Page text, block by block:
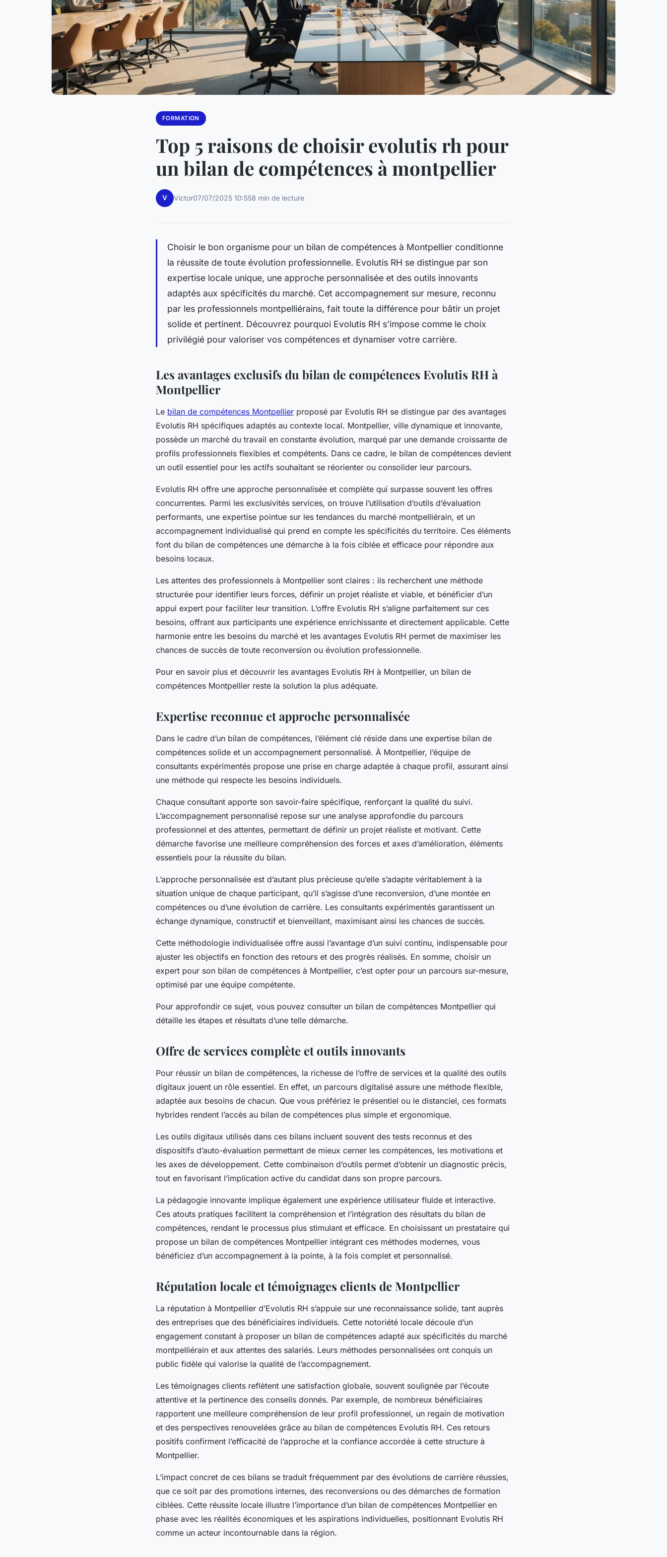
FORMATION
Top 5 raisons de choisir evolutis rh pour
un bilan de compétences à montpellier
V Victor07/07/2025 10:558 min de lecture
Choisir le bon organisme pour un bilan de compétences à Montpellier conditionne
la réussite de toute évolution professionnelle. Evolutis RH se distingue par son
expertise locale unique, une approche personnalisée et des outils innovants
adaptés aux spécificités du marché. Cet accompagnement sur mesure, reconnu
par les professionnels montpelliérains, fait toute la différence pour bâtir un projet
solide et pertinent. Découvrez pourquoi Evolutis RH s’impose comme le choix
privilégié pour valoriser vos compétences et dynamiser votre carrière.
Les avantages exclusifs du bilan de compétences Evolutis RH à
Montpellier
Le bilan de compétences Montpellier proposé par Evolutis RH se distingue par des avantages
Evolutis RH spécifiques adaptés au contexte local. Montpellier, ville dynamique et innovante,
possède un marché du travail en constante évolution, marqué par une demande croissante de
profils professionnels flexibles et compétents. Dans ce cadre, le bilan de compétences devient
un outil essentiel pour les actifs souhaitant se réorienter ou consolider leur parcours.
Evolutis RH offre une approche personnalisée et complète qui surpasse souvent les offres
concurrentes. Parmi les exclusivités services, on trouve l’utilisation d’outils d’évaluation
performants, une expertise pointue sur les tendances du marché montpelliérain, et un
accompagnement individualisé qui prend en compte les spécificités du territoire. Ces éléments
font du bilan de compétences une démarche à la fois ciblée et efficace pour répondre aux
besoins locaux.
Les attentes des professionnels à Montpellier sont claires : ils recherchent une méthode
structurée pour identifier leurs forces, définir un projet réaliste et viable, et bénéficier d’un
appui expert pour faciliter leur transition. L’offre Evolutis RH s’aligne parfaitement sur ces
besoins, offrant aux participants une expérience enrichissante et directement applicable. Cette
harmonie entre les besoins du marché et les avantages Evolutis RH permet de maximiser les
chances de succès de toute reconversion ou évolution professionnelle.
Pour en savoir plus et découvrir les avantages Evolutis RH à Montpellier, un bilan de
compétences Montpellier reste la solution la plus adéquate.
Expertise reconnue et approche personnalisée
Dans le cadre d’un bilan de compétences, l’élément clé réside dans une expertise bilan de
compétences solide et un accompagnement personnalisé. À Montpellier, l’équipe de
consultants expérimentés propose une prise en charge adaptée à chaque profil, assurant ainsi
une méthode qui respecte les besoins individuels.
Chaque consultant apporte son savoir-faire spécifique, renforçant la qualité du suivi.
L’accompagnement personnalisé repose sur une analyse approfondie du parcours
professionnel et des attentes, permettant de définir un projet réaliste et motivant. Cette
démarche favorise une meilleure compréhension des forces et axes d’amélioration, éléments
essentiels pour la réussite du bilan.
L’approche personnalisée est d’autant plus précieuse qu’elle s’adapte véritablement à la
situation unique de chaque participant, qu’il s’agisse d’une reconversion, d’une montée en
compétences ou d’une évolution de carrière. Les consultants expérimentés garantissent un
échange dynamique, constructif et bienveillant, maximisant ainsi les chances de succès.
Cette méthodologie individualisée offre aussi l’avantage d’un suivi continu, indispensable pour
ajuster les objectifs en fonction des retours et des progrès réalisés. En somme, choisir un
expert pour son bilan de compétences à Montpellier, c’est opter pour un parcours sur-mesure,
optimisé par une équipe compétente.
Pour approfondir ce sujet, vous pouvez consulter un bilan de compétences Montpellier qui
détaille les étapes et résultats d’une telle démarche.
Offre de services complète et outils innovants
Pour réussir un bilan de compétences, la richesse de l’offre de services et la qualité des outils
digitaux jouent un rôle essentiel. En effet, un parcours digitalisé assure une méthode flexible,
adaptée aux besoins de chacun. Que vous préfériez le présentiel ou le distanciel, ces formats
hybrides rendent l’accès au bilan de compétences plus simple et ergonomique.
Les outils digitaux utilisés dans ces bilans incluent souvent des tests reconnus et des
dispositifs d’auto-évaluation permettant de mieux cerner les compétences, les motivations et
les axes de développement. Cette combinaison d’outils permet d’obtenir un diagnostic précis,
tout en favorisant l’implication active du candidat dans son propre parcours.
La pédagogie innovante implique également une expérience utilisateur fluide et interactive.
Ces atouts pratiques facilitent la compréhension et l’intégration des résultats du bilan de
compétences, rendant le processus plus stimulant et efficace. En choisissant un prestataire qui
propose un bilan de compétences Montpellier intégrant ces méthodes modernes, vous
bénéficiez d’un accompagnement à la pointe, à la fois complet et personnalisé.
Réputation locale et témoignages clients de Montpellier
La réputation à Montpellier d’Evolutis RH s’appuie sur une reconnaissance solide, tant auprès
des entreprises que des bénéficiaires individuels. Cette notoriété locale découle d’un
engagement constant à proposer un bilan de compétences adapté aux spécificités du marché
montpelliérain et aux attentes des salariés. Leurs méthodes personnalisées ont conquis un
public fidèle qui valorise la qualité de l’accompagnement.
Les témoignages clients reflètent une satisfaction globale, souvent soulignée par l’écoute
attentive et la pertinence des conseils donnés. Par exemple, de nombreux bénéficiaires
rapportent une meilleure compréhension de leur profil professionnel, un regain de motivation
et des perspectives renouvelées grâce au bilan de compétences Evolutis RH. Ces retours
positifs confirment l’efficacité de l’approche et la confiance accordée à cette structure à
Montpellier.
L’impact concret de ces bilans se traduit fréquemment par des évolutions de carrière réussies,
que ce soit par des promotions internes, des reconversions ou des démarches de formation
ciblées. Cette réussite locale illustre l’importance d’un bilan de compétences Montpellier en
phase avec les réalités économiques et les aspirations individuelles, positionnant Evolutis RH
comme un acteur incontournable dans la région.